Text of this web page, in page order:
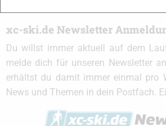
xc-ski.de Newsletter
Du willst immer aktuell auf dem
melde dich für unseren Newsletter
erhältst du damit immer einmal pro
News und Themen in dein Postfach.